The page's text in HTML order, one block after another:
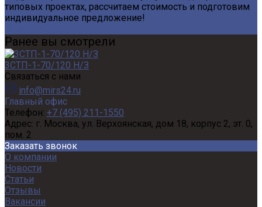
типовых проектах, рассчитаем стоимость и подготовим
индивидуальное предложение!
Ранее вы смотрели
3СТП-1-70/120 Н/З
Связаться с нами
info@mirs24.ru
Главный офис
Телефон: +7 (495) 211-1550
Адрес: г. Москва, ул. Верхоянская, дом 18, корпус 2, эт. 0,
пом. 2
Заказать звонок
О компании
Новости
Статьи
Отзывы
Вакансии